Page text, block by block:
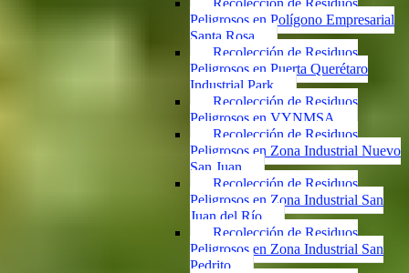
Recolección de Residuos
Peligrosos en Polígono Empresarial
Santa Rosa
Recolección de Residuos
Peligrosos en Puerta Querétaro
Industrial Park
Recolección de Residuos
Peligrosos en VYNMSA
Recolección de Residuos
Peligrosos en Zona Industrial Nuevo
San Juan
Recolección de Residuos
Peligrosos en Zona Industrial San
Juan del Río
Recolección de Residuos
Peligrosos en Zona Industrial San
Pedrito